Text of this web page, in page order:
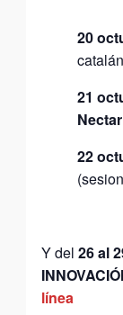
20
21
22
Y del 26 al
línea